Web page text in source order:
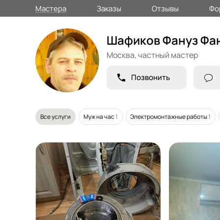
Мастера Заказы Отзывы
Шафиков Фануз
Москва,частный мастер
Позвонить
Все услуги Муж на час1 Электромонтажные работы1